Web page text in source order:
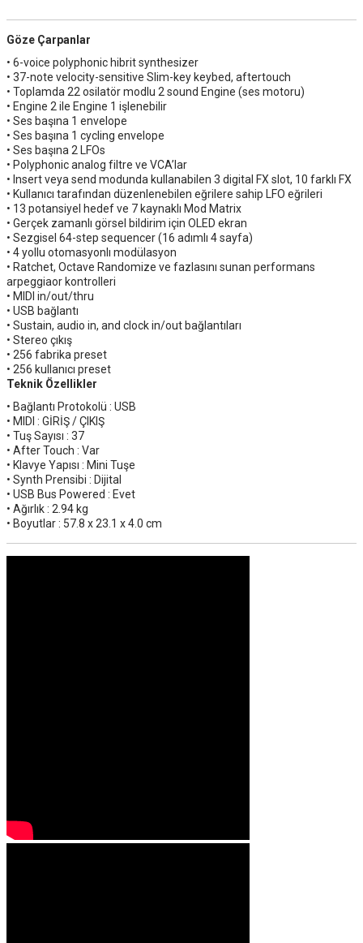
Göze Çarpanlar
• 6-voice polyphonic hibrit synthesizer
• 37-note velocity-sensitive Slim-key keybed, aftertouch
• Toplamda 22 osilatör modlu 2 sound Engine (ses motoru)
• Engine 2 ile Engine 1 işlenebilir
• Ses başına 1 envelope
• Ses başına 1 cycling envelope
• Ses başına 2 LFOs
• Polyphonic analog filtre ve VCA’lar
• Insert veya send modunda kullanabilen 3 digital FX slot, 10 farklı FX
• Kullanıcı tarafından düzenlenebilen eğrilere sahip LFO eğrileri
• 13 potansiyel hedef ve 7 kaynaklı Mod Matrix
• Gerçek zamanlı görsel bildirim için OLED ekran
• Sezgisel 64-step sequencer (16 adımlı 4 sayfa)
• 4 yollu otomasyonlı modülasyon
• Ratchet, Octave Randomize ve fazlasını sunan performans
arpeggiaor kontrolleri
• MIDI in/out/thru
• USB bağlantı
• Sustain, audio in, and clock in/out bağlantıları
• Stereo çıkış
• 256 fabrika preset
• 256 kullanıcı preset
Teknik Özellikler
• Bağlantı Protokolü : USB
• MIDI : GİRİŞ / ÇIKIŞ
• Tuş Sayısı : 37
• After Touch : Var
• Klavye Yapısı : Mini Tuşe
• Synth Prensibi : Dijital
• USB Bus Powered : Evet
• Ağırlık : 2.94 kg
• Boyutlar : 57.8 x 23.1 x 4.0 cm